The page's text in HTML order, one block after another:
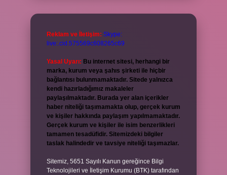
Reklam ve İletişim: Skype:
live:.cid.575569c608265c69
Yasal Uyarı: Bu internet sitesi, herhangi bir
marka, kurum veya şahıs şirketi ile hiçbir
bağlantısı bulunmamaktadır. Sitede yalnızca
kendi hazırladığımız makaleler
paylaşılmaktadır. Burada yer alan içerikler
haber niteliği taşımamakta olup, gerçek kurum
ve kişiler hakkında paylaşım yapılmamaktadır.
Gerçek kurum ve kişiler ile isim benzerlikleri
tamamen tesadüfidir. Sitemizdeki bilgiler
taslak halindedir ve tavsiye niteliği taşımazlar.
Sitemiz, 5651 Sayılı Kanun gereğince Bilgi
Teknolojileri ve İletişim Kurumu (BTK) tarafından